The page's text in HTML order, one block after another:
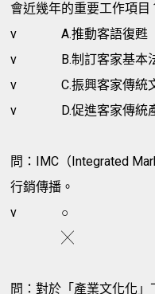
會近幾年的重要工作項目
v
A.推動客語復甦
v
B.制訂客家基本
v
C.振興客家傳統
v
D.促進客家傳統
問：IMC（Integrated
行銷傳播。
v
○
╳
問：對於「產業文化化